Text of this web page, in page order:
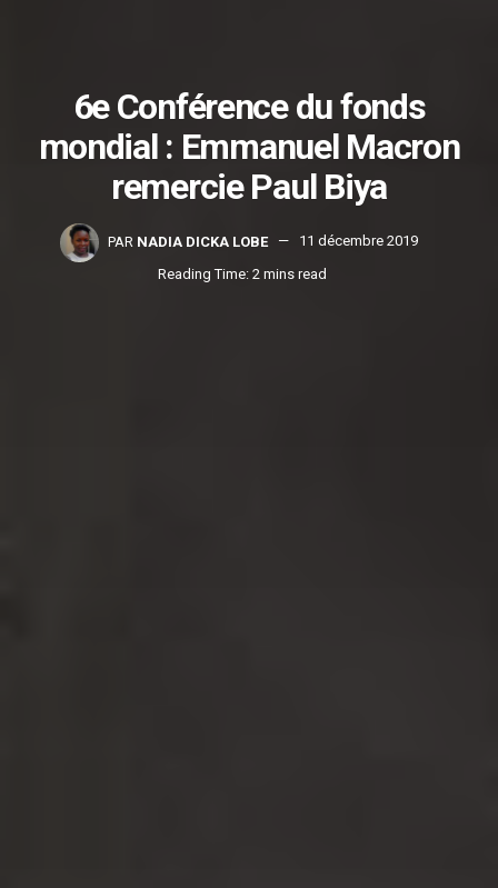
6e Conférence du fonds
mondial : Emmanuel Macron
remercie Paul Biya
PAR NADIA DICKA LOBE
11 décembre 2019
Reading Time: 2 mins read